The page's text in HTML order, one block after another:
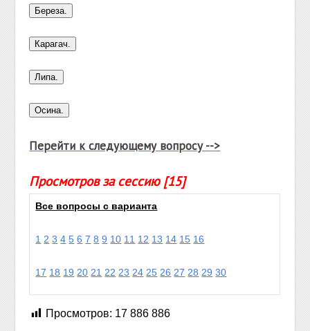
Перейти к следующему вопросу -->
Просмотров за сессию [15]
Все вопросы с варианта
1 2 3 4 5 6 7 8 9 10 11 12 13 14 15 16
17 18 19 20 21 22 23 24 25 26 27 28 29 30
Просмотров: 17 886 886